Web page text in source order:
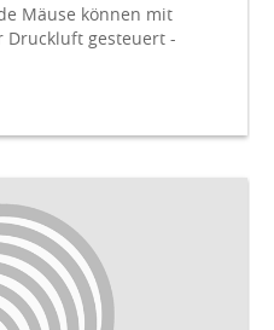
Mäuse können mit
Druckluft gesteuert -